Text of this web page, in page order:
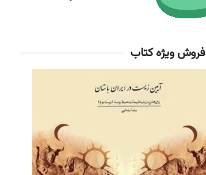
فروش ویژه کتاب